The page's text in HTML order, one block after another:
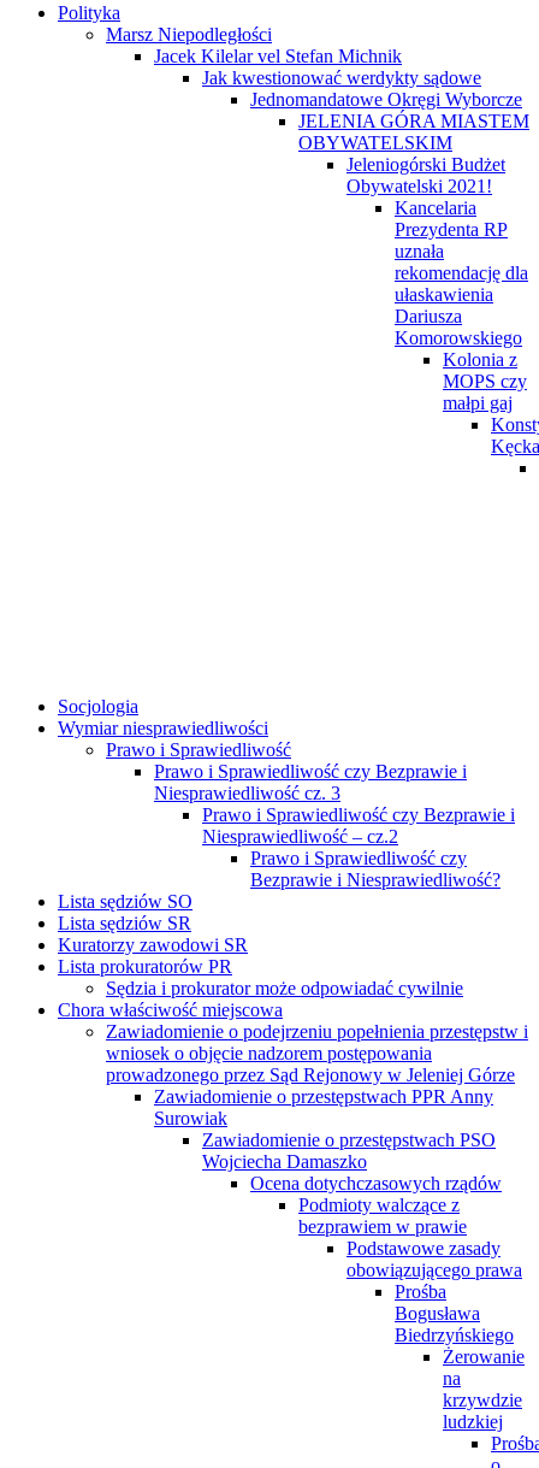
Polityka
Marsz Niepodległości
Jacek Kilelar vel Stefan Michnik
Jak kwestionować werdykty sądowe
Jednomandatowe Okręgi Wyborcze
JELENIA GÓRA MIASTEM
OBYWATELSKIM
Jeleniogórski Budżet
Obywatelski 2021!
Kancelaria
Prezydenta RP
uznała
rekomendację dla
ułaskawienia
Dariusza
Komorowskiego
Kolonia z
MOPS czy
małpi gaj
Kęcka
Socjologia
Wymiar niesprawiedliwości
Prawo i Sprawiedliwość
Prawo i Sprawiedliwość czy Bezprawie i
Niesprawiedliwość cz. 3
Prawo i Sprawiedliwość czy Bezprawie i
Niesprawiedliwość – cz.2
Prawo i Sprawiedliwość czy
Bezprawie i Niesprawiedliwość?
Lista sędziów SO
Lista sędziów SR
Kuratorzy zawodowi SR
Lista prokuratorów PR
Sędzia i prokurator może odpowiadać cywilnie
Chora właściwość miejscowa
Zawiadomienie o podejrzeniu popełnienia przestępstw i
wniosek o objęcie nadzorem postępowania
prowadzonego przez Sąd Rejonowy w Jeleniej Górze
Zawiadomienie o przestępstwach PPR Anny
Surowiak
Zawiadomienie o przestępstwach PSO
Wojciecha Damaszko
Ocena dotychczasowych rządów
Podmioty walczące z
bezprawiem w prawie
Podstawowe zasady
obowiązującego prawa
Prośba
Bogusława
Biedrzyńskiego
Żerowanie
na
krzywdzie
ludzkiej